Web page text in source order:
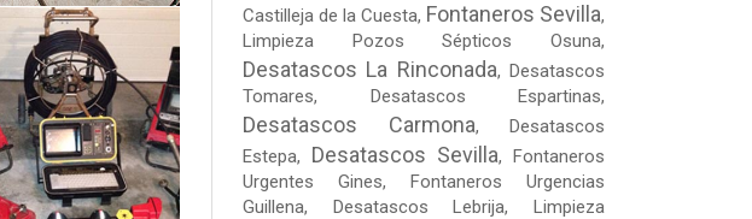
Castilleja de la Cuesta, Fontaneros Sevilla,
Limpieza Pozos Sépticos Osuna,
Desatascos La Rinconada,Desatascos
Tomares, Desatascos Espartinas,
Desatascos Carmona, Desatascos
Estepa, Desatascos Sevilla, Fontaneros
Urgentes Gines, Fontaneros Urgencias
Guillena, Desatascos Lebrija,Limpieza